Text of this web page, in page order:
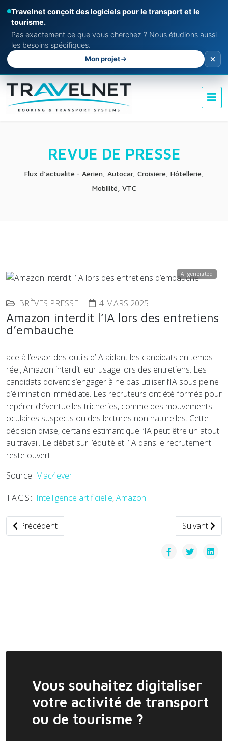
Travelnet conçoit des logiciels pour le transport et le
tourisme.
Pas exactement ce que vous cherchez ? Nous étudions aussi
les besoins spécifiques.
Mon projet
REVUE DE PRESSE
Flux d'actualité - Aérien, Autocar, Croisière, Hôtellerie,
Mobilité, VTC
AI generated
BRÈVES PRESSE 4 MARS 2025
Amazon interdit l’IA lors des entretiens
d’embauche
ace à l’essor des outils d’IA aidant les candidats en temps
réel, Amazon interdit leur usage lors des entretiens. Les
candidats doivent s’engager à ne pas utiliser l’IA sous peine
d’élimination immédiate. Les recruteurs ont été formés pour
repérer d’éventuelles tricheries, comme des mouvements
oculaires suspects ou des lectures non naturelles. Cette
décision divise, certains estimant que l’IA peut être un atout
au travail. Le débat sur l’équité et l’IA dans le recrutement
reste ouvert.
Source: Mac4ever
TAGS: Intelligence artificielle,Amazon
Article précédent : Les bus électriques gagnent du terrain
Précédent Article
Suivant
Vous souhaitez digitaliser
votre activité de transport
ou de tourisme ?